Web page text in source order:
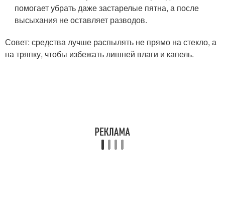
помогает убрать даже застарелые пятна, а после
высыхания не оставляет разводов.
Совет: средства лучше распылять не прямо на стекло, а
на тряпку, чтобы избежать лишней влаги и капель.